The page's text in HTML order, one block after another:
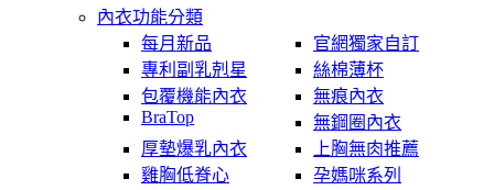
內衣功能分類
每月新品
官網獨家自訂
專利副乳剋星
絲棉薄杯
包覆機能內衣
無痕內衣
BraTop
無鋼圈內衣
厚墊爆乳內衣
上胸無肉推薦
雞胸低脊心
孕媽咪系列